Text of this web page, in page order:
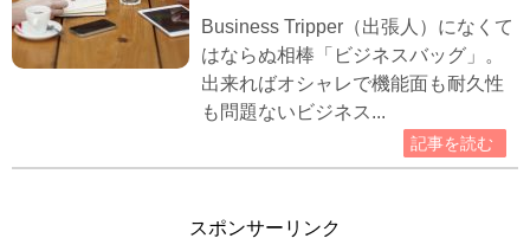
Business Tripper（出張人）になくて
はならぬ相棒「ビジネスバッグ」。
出来ればオシャレで機能面も耐久性
も問題ないビジネス...
記事を読む
スポンサーリンク